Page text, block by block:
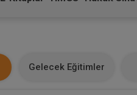
Gelecek Eğitimler